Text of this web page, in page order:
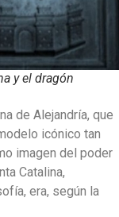
y el dragón
de Alejandría, que
icónico tan
imagen del poder
Catalina,
era, según la